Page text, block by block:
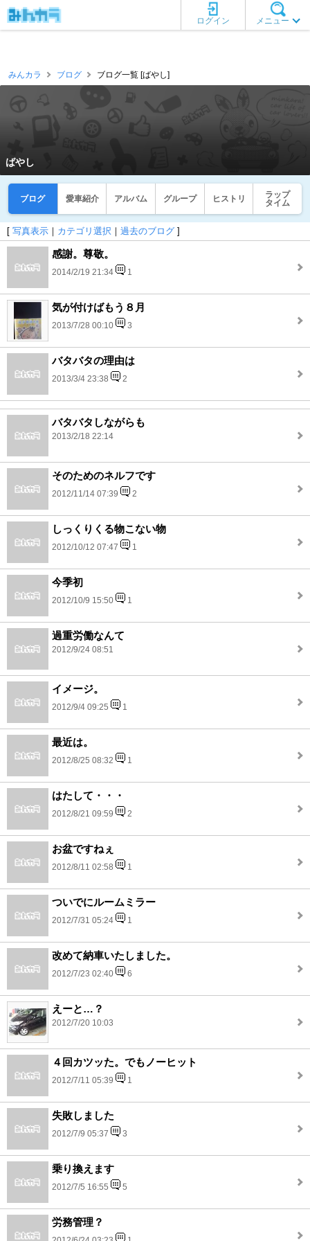
メニュー
ログイン
みんカラ ブログ ブログ一覧 [ばやし]
ばやし
ブログ 愛車紹介 アルバム グループ ヒストリ
ラップ
タイム
[ 写真表示 ｜ カテゴリ選択 ｜ 過去のブログ ]
感謝。尊敬。
2014/2/19 21:34 1
気が付けばもう８月
2013/7/28 00:10 3
バタバタの理由は
2013/3/4 23:38 2
バタバタしながらも
2013/2/18 22:14
そのためのネルフです
2012/11/14 07:39 2
しっくりくる物こない物
2012/10/12 07:47 1
今季初
2012/10/9 15:50 1
過重労働なんて
2012/9/24 08:51
イメージ。
2012/9/4 09:25 1
最近は。
2012/8/25 08:32 1
はたして・・・
2012/8/21 09:59 2
お盆ですねぇ
2012/8/11 02:58 1
ついでにルームミラー
2012/7/31 05:24 1
改めて納車いたしました。
2012/7/23 02:40 6
えーと…？
2012/7/20 10:03
４回カツッた。でもノーヒット
2012/7/11 05:39 1
失敗しました
2012/7/9 05:37 3
乗り換えます
2012/7/5 16:55 5
労務管理？